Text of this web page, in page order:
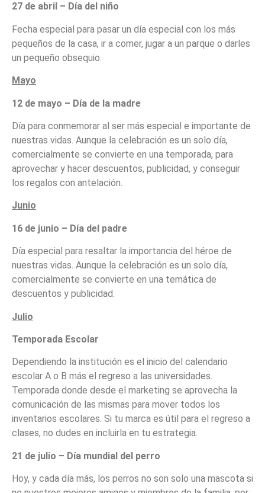
27 de abril – Día del niño
Fecha especial para pasar un día especial con los más
pequeños de la casa, ir a comer, jugar a un parque o darles
un pequeño obsequio.
Mayo
12 de mayo – Día de la madre
Día para conmemorar al ser más especial e importante de
nuestras vidas. Aunque la celebración es un solo día,
comercialmente se convierte en una temporada, para
aprovechar y hacer descuentos, publicidad, y conseguir
los regalos con antelación.
Junio
16 de junio – Día del padre
Día especial para resaltar la importancia del héroe de
nuestras vidas. Aunque la celebración es un solo día,
comercialmente se convierte en una temática de
descuentos y publicidad.
Julio
Temporada Escolar
Dependiendo la institución es el inicio del calendario
escolar A o B más el regreso a las universidades.
Temporada donde desde el marketing se aprovecha la
comunicación de las mismas para mover todos los
inventarios escolares. Si tu marca es útil para el regreso a
clases, no dudes en incluirla en tu estrategia.
21 de julio – Día mundial del perro
Hoy, y cada día más, los perros no son solo una mascota si